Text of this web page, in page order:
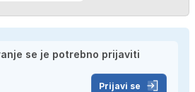
Prijavi se